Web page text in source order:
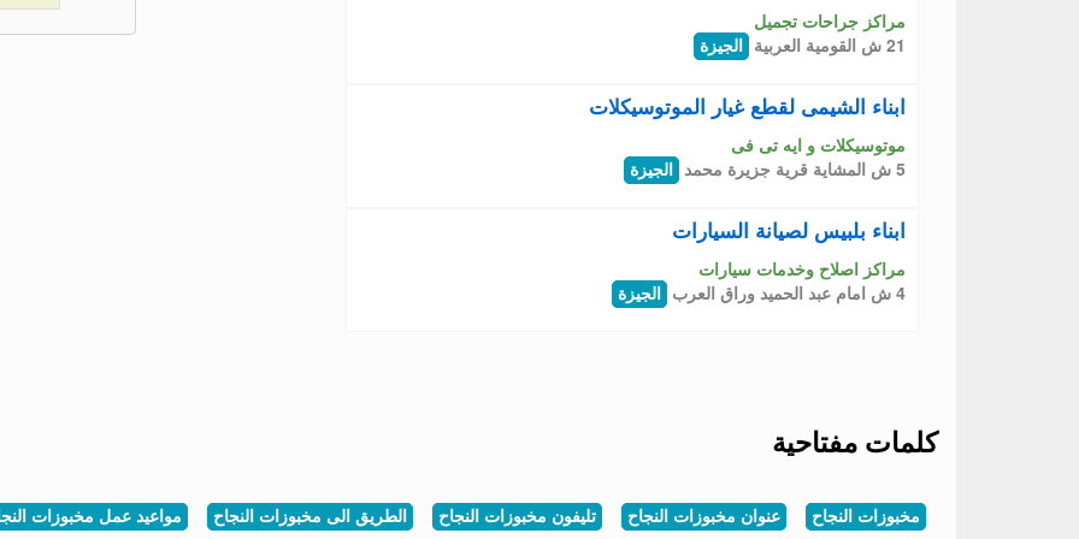
مراكز جراحات تجميل
21 ش القومية العربية
الجيزة
ابناء الشيمى لقطع غيار الموتوسيكلات
موتوسيكلات و ايه تى فى
5 ش المشاية قرية جزيرة محمد
الجيزة
ابناء بلبيس لصيانة السيارات
مراكز اصلاح وخدمات سيارات
4 ش امام عبد الحميد وراق العرب
الجيزة
كلمات مفتاحية
مخبوزات النجاح عنوان مخبوزات النجاح تليفون مخبوزات النجاح الطريق الى مخبوزات النجاح مواعيد عمل مخبوزات